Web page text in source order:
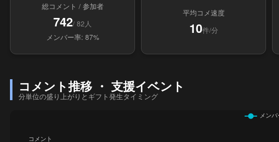
総コメント / 参加者
742/ 82人
メンバー率: 87%
平均コメ速度
10件/分
コメント推移 ・ 支援イベント
分単位の盛り上がりとギフト発生タイミング